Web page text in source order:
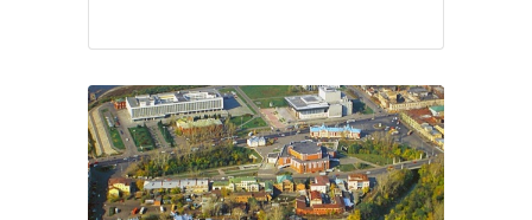
является одной из самых старых в
городе